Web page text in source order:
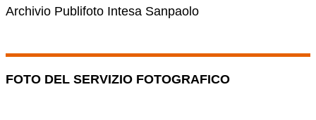
Archivio Publifoto Intesa Sanpaolo
FOTO DEL SERVIZIO FOTOGRAFICO